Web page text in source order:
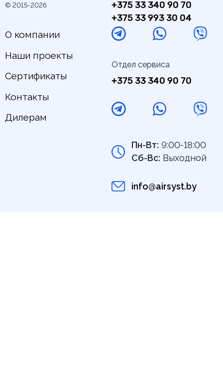
© 2015-2026
О компании
Наши проекты
Сертификаты
Контакты
Дилерам
Пн-Вт: 9:00-18:00
Сб-Вс: Выходной
info@airsyst.by
+375 33 340 90 70
+375 33 993 30 04
Отдел сервиса
+375 33 340 90 70